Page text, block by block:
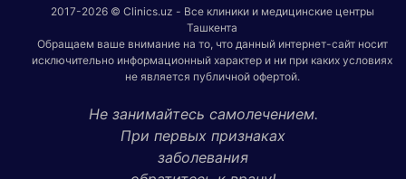
2017-2026 © Clinics.uz - Все клиники и медицинские центры
Ташкента
Обращаем ваше внимание на то, что данный интернет-сайт носит
исключительно информационный характер и ни при каких условиях
не является публичной офертой.
Не занимайтесь самолечением.
При первых признаках
заболевания